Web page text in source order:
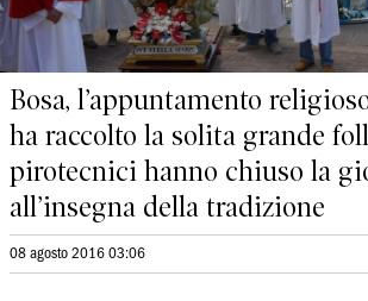
Bosa, l’appuntamento
ha raccolto la solita grande
pirotecnici hanno chiuso la
all’insegna della tradizione
08 agosto 2016 03:06